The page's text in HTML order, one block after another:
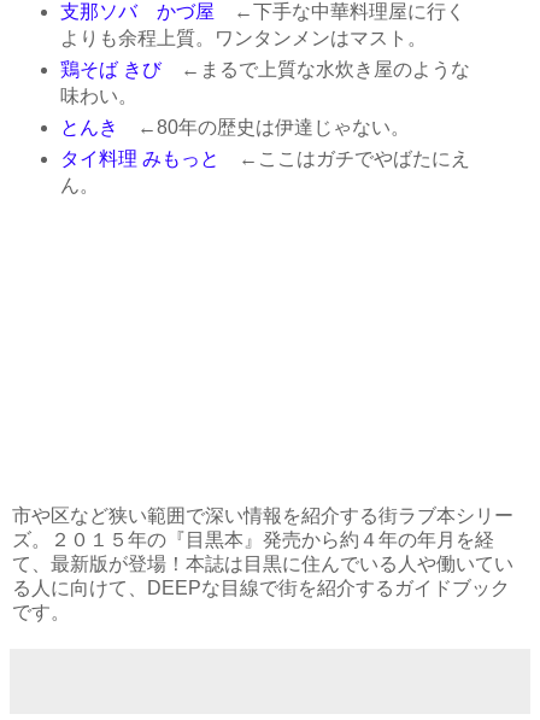
支那ソバ かづ屋 ←下手な中華料理屋に行く
よりも余程上質。ワンタンメンはマスト。
鶏そば きび←まるで上質な水炊き屋のような
味わい。
とんき
←80年の歴史は伊達じゃない。
タイ料理 みもっと
←ここはガチでやばたにえ
ん。
市や区など狭い範囲で深い情報を紹介する街ラブ本シリー
ズ。２０１５年の『目黒本』発売から約４年の年月を経
て、最新版が登場！本誌は目黒に住んでいる人や働いてい
る人に向けて、DEEPな目線で街を紹介するガイドブック
です。